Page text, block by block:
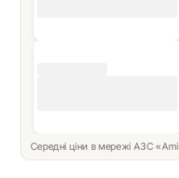
Середні ціни в мережі АЗС